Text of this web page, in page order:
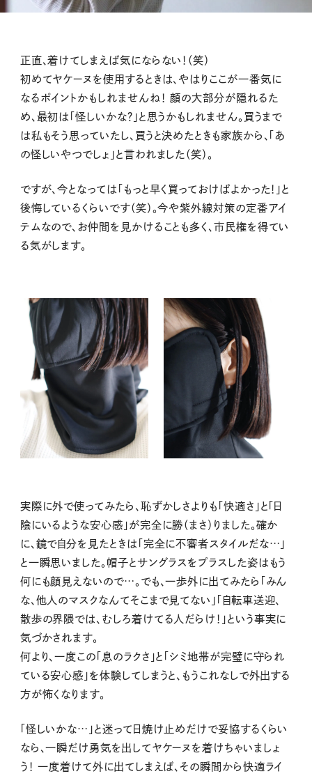
正直、着けてしまえば気にならない！（笑）
初めてヤケーヌを使用するときは、やはりここが一番気に
なるポイントかもしれませんね！ 顔の大部分が隠れるた
め、最初は「怪しいかな？」と思うかもしれません。買うまで
は私もそう思っていたし、買うと決めたときも家族から、「あ
の怪しいやつでしょ」と言われました（笑）。
ですが、今となっては「もっと早く買っておけばよかった！」と
後悔しているくらいです（笑）。今や紫外線対策の定番アイ
テムなので、お仲間を見かけることも多く、市民権を得てい
る気がします。
実際に外で使ってみたら、恥ずかしさよりも「快適さ」と「日
陰にいるような安心感」が完全に勝（まさ）りました。確か
に、鏡で自分を見たときは「完全に不審者スタイルだな…」
と一瞬思いました。帽子とサングラスをプラスした姿はもう
何にも顔見えないので…。でも、一歩外に出てみたら「みん
な、他人のマスクなんてそこまで見てない」「自転車送迎、
散歩の界隈では、むしろ着けてる人だらけ！」という事実に
気づかされます。
何より、一度この「息のラクさ」と「シミ地帯が完璧に守られ
ている安心感」を体験してしまうと、もうこれなしで外出する
方が怖くなります。
「怪しいかな…」と迷って日焼け止めだけで妥協するくらい
なら、一瞬だけ勇気を出してヤケーヌを着けちゃいましょ
う！ 一度着けて外に出てしまえば、その瞬間から快適ライ